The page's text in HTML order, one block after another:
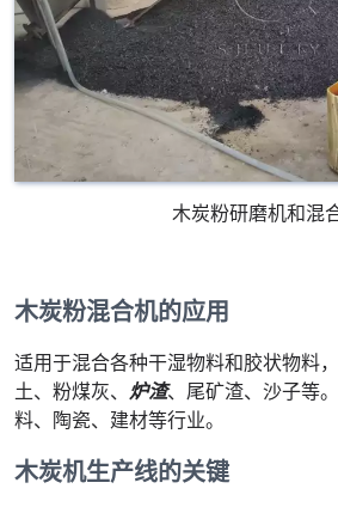
木炭粉研磨机和混
木炭粉混合机的应用
适用于混合各种干湿物料和胶状物料
土、粉煤灰、 炉渣、尾矿渣、沙子等
料、陶瓷、建材等行业。
木炭机生产线的关键